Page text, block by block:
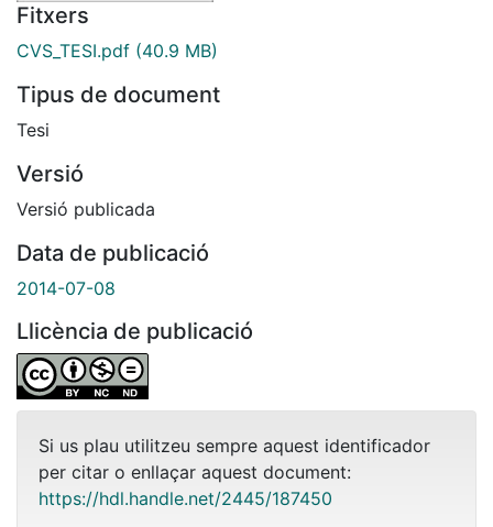
Fitxers
CVS_TESI.pdf (40.9 MB)
Tipus de document
Tesi
Versió
Versió publicada
Data de publicació
2014-07-08
Llicència de publicació
Si us plau utilitzeu sempre aquest identificador
per citar o enllaçar aquest document:
https://hdl.handle.net/2445/187450